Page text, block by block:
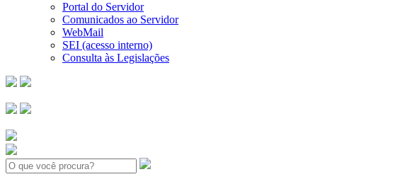
Portal do Servidor
Comunicados ao Servidor
WebMail
SEI (acesso interno)
Consulta às Legislações
Search: